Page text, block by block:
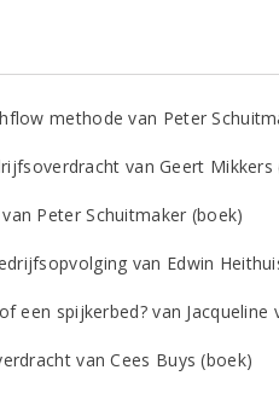
methode van Peter
van Geert Mikkers
Peter Schuitmaker (boek)
van Edwin
een spijkerbed? van
van Cees Buys (boek)